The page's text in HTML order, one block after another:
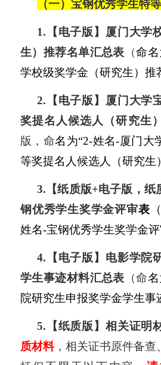
（一）宝钢优秀学生特
1. 【电子版 】 厦门大学
生）推荐名单汇总表 （命
学校级奖学金（研究生）推
2. 【电子版 】 厦门大学
奖提名人候选人（研究生
版，命名为“2-姓名-厦门大
等奖提名人候选人（研究生
3. 【纸质版+电子版，纸
钢优秀学生奖学金评审表
姓名-宝钢优秀学生奖学金评
4. 【电子版 】 电影学院
学生事迹材料汇总表 （命
院研究生申报奖学金学生事
5. 【纸质版 】 相关证明
质材料 ，相关证书原件备